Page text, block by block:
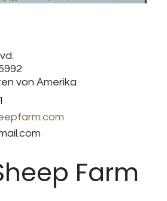
von Amerika
Farm